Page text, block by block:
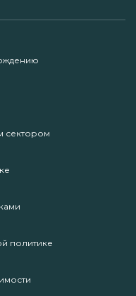
сектором
политике